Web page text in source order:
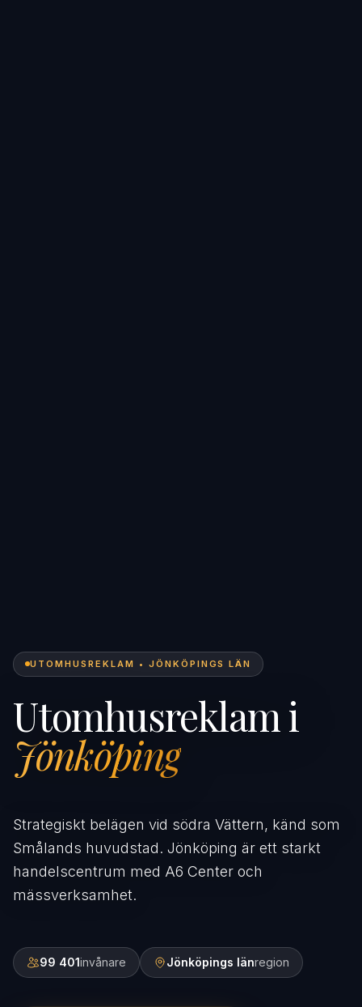
UTOMHUSREKLAM • JÖNKÖPINGS LÄN
Utomhusreklam i
Jönköping
Strategiskt belägen vid södra Vättern, känd som
Smålands huvudstad. Jönköping är ett starkt
handelscentrum med A6 Center och
mässverksamhet.
99 401invånare Jönköpings länregion